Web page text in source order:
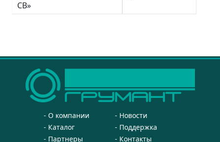
СB»
О компании
Новости
Каталог
Поддержка
Партнеры
Контакты